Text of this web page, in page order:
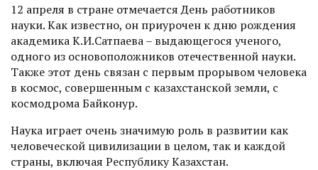
12 апреля в стране отмечается День работников
науки. Как известно, он приурочен к дню рождения
академика К.И.Сатпаева – выдающегося ученого,
одного из основоположников отечественной науки.
Также этот день связан с первым прорывом человека
в космос, совершенным с казахстанской земли, с
космодрома Байконур.
Наука играет очень значимую роль в развитии как
человеческой цивилизации в целом, так и каждой
страны, включая Республику Казахстан.